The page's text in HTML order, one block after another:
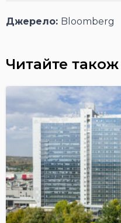
Джерело: Bloomberg
Читайте також